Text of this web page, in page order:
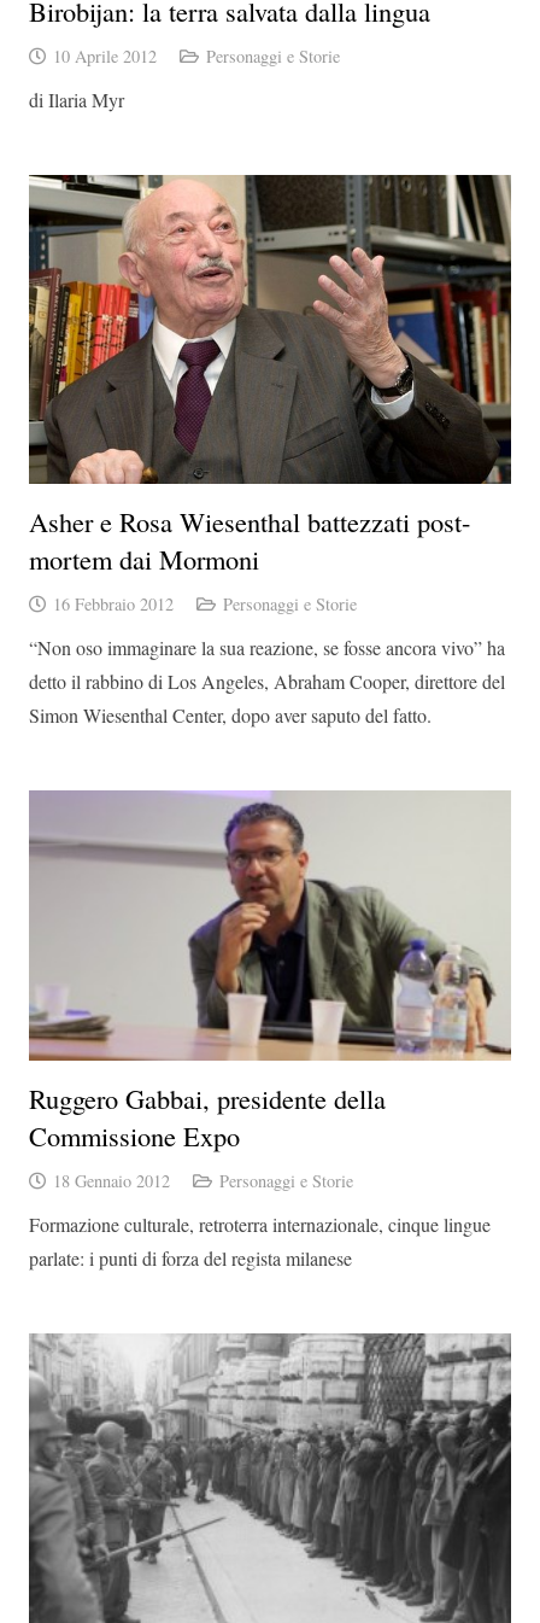
Birobijan: la terra salvata dalla lingua
10 Aprile 2012 Personaggi e Storie
di Ilaria Myr
Asher e Rosa Wiesenthal battezzati post-
mortem dai Mormoni
16 Febbraio 2012 Personaggi e Storie
“Non oso immaginare la sua reazione, se fosse ancora vivo” ha
detto il rabbino di Los Angeles, Abraham Cooper, direttore del
Simon Wiesenthal Center, dopo aver saputo del fatto.
Ruggero Gabbai, presidente della
Commissione Expo
18 Gennaio 2012 Personaggi e Storie
Formazione culturale, retroterra internazionale, cinque lingue
parlate: i punti di forza del regista milanese